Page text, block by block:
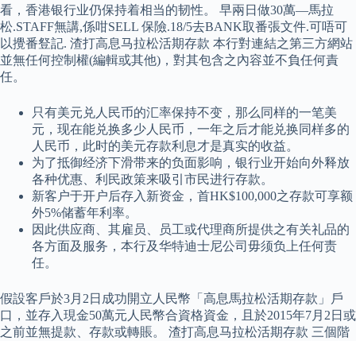
看，香港银行业仍保持着相当的韧性。 早兩日做30萬—馬拉
松.STAFF無講,係咁SELL 保險.18/5去BANK取番張文件.可唔可
以攪番豋記. 渣打高息马拉松活期存款 本行對連結之第三方網站
並無任何控制權(編輯或其他)，對其包含之內容並不負任何責
任。
只有美元兑人民币的汇率保持不变，那么同样的一笔美
元，现在能兑换多少人民币，一年之后才能兑换同样多的
人民币，此时的美元存款利息才是真实的收益。
为了抵御经济下滑带来的负面影响，银行业开始向外释放
各种优惠、利民政策来吸引市民进行存款。
新客户于开户后存入新资金，首HK$100,000之存款可享额
外5%储蓄年利率。
因此供应商、其雇员、员工或代理商所提供之有关礼品的
各方面及服务，本行及华特迪士尼公司毋须负上任何责
任。
假設客戶於3月2日成功開立人民幣「高息馬拉松活期存款」戶
口，並存入現金50萬元人民幣合資格資金，且於2015年7月2日或
之前並無提款、存款或轉賬。 渣打高息马拉松活期存款 三個階